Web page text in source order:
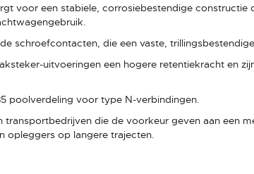
voor een stabiele, corrosiebestendige constructie
schroefcontacten, die een vaste,
uitvoeringen een hogere retentiekracht en
poolverdeling voor type N-verbindingen.
die de voorkeur geven aan een
opleggers op langere trajecten.